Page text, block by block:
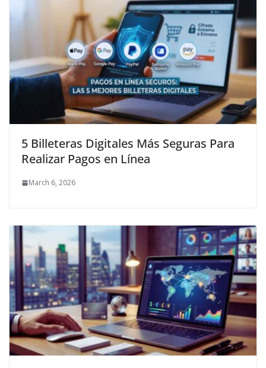
5 Billeteras Digitales Más Seguras Para
Realizar Pagos en Línea
March 6, 2026